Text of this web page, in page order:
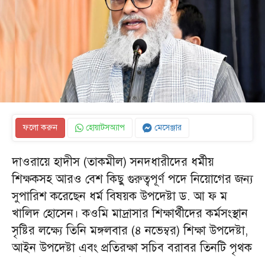
ফলো করুন হোয়াটসঅ্যাপ মেসেঞ্জার
দাওরায়ে হাদীস (তাকমীল) সনদধারীদের ধর্মীয়
শিক্ষকসহ আরও বেশ কিছু গুরুত্বপূর্ণ পদে নিয়োগের জন্য
সুপারিশ করেছেন ধর্ম বিষয়ক উপদেষ্টা ড. আ ফ ম
খালিদ হোসেন। কওমি মাদ্রাসার শিক্ষার্থীদের কর্মসংস্থান
সৃষ্টির লক্ষ্যে তিনি মঙ্গলবার (৪ নভেম্বর) শিক্ষা উপদেষ্টা,
আইন উপদেষ্টা এবং প্রতিরক্ষা সচিব বরাবর তিনটি পৃথক